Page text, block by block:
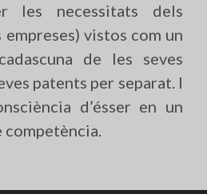
les necessitats dels
vistos com un
de les seves
patents per separat. I
d’ésser en un
competència.